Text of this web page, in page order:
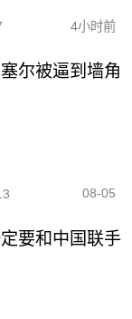
4小时前
尔被逼到墙角
08-05
要和中国联手